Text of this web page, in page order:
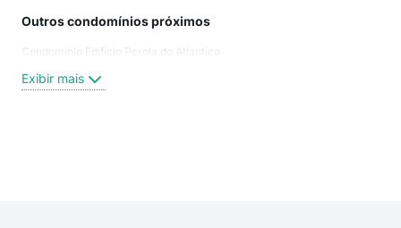
Outros condomínios próximos
Condominio Edificio Perola do Atlantico
Exibir mais